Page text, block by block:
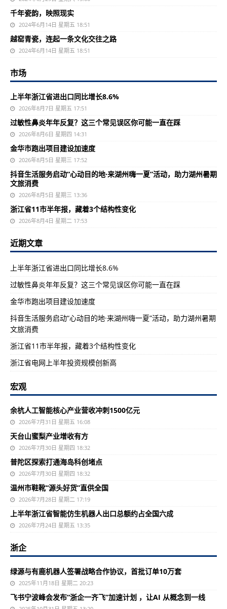
千年瓷韵，映照现实
2024年6月14日 星期五 18:51
越窑青瓷，连起一条文化交往之路
2024年6月14日 星期五 18:51
市场
上半年浙江省进出口同比增长8.6%
2026年8月7日 星期五 17:51
过敏性鼻炎年年反复？这三个常见误区你可能一直在踩
2026年8月6日 星期四 14:31
金华市跑出项目建设加速度
2026年8月5日 星期三 17:52
抖音生活服务启动“心动目的地·来湖州嗨一夏”活动，助力湖州暑期
文旅消费
2026年8月5日 星期三 13:36
浙江省11市半年报，藏着3个结构性变化
2026年8月4日 星期二 17:53
近期文章
上半年浙江省进出口同比增长8.6%
过敏性鼻炎年年反复？这三个常见误区你可能一直在踩
金华市跑出项目建设加速度
抖音生活服务启动“心动目的地·来湖州嗨一夏”活动，助力湖州暑期
文旅消费
浙江省11市半年报，藏着3个结构性变化
浙江省电网上半年投资规模创新高
宏观
余杭人工智能核心产业营收冲刺1500亿元
2026年7月31日 星期五 16:08
天台山蜜梨产业增收有方
2026年7月30日 星期四 18:32
普陀区探索打通海岛科创堵点
2026年7月30日 星期四 18:32
温州市鞋靴“源头好货”直供全国
2026年7月28日 星期二 17:19
上半年浙江省智能仿生机器人出口总额约占全国六成
2026年7月24日 星期五 13:35
浙企
绿源与有鹿机器人签署战略合作协议，首批订单10万套
2025年11月18日 星期二 20:23
飞书宁波峰会发布“浙企一齐飞”加速计划 ，让AI 从概念到一线